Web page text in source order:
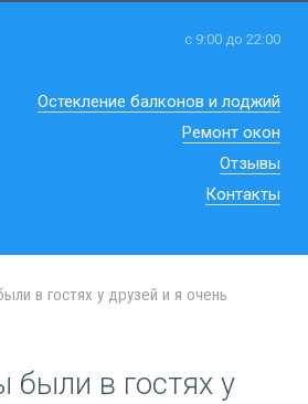
с 9:00 до 22:00
Остекление балконов и лоджий
Ремонт окон
Отзывы
Контакты
в гостях у друзей и я очень
в гостях у